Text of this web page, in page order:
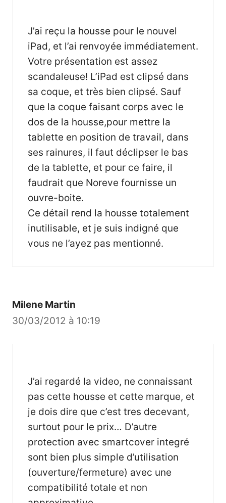
J’ai reçu la housse pour le nouvel
iPad, et l’ai renvoyée immédiatement.
Votre présentation est assez
scandaleuse! L’iPad est clipsé dans
sa coque, et très bien clipsé. Sauf
que la coque faisant corps avec le
dos de la housse,pour mettre la
tablette en position de travail, dans
ses rainures, il faut déclipser le bas
de la tablette, et pour ce faire, il
faudrait que Noreve fournisse un
ouvre-boite.
Ce détail rend la housse totalement
inutilisable, et je suis indigné que
vous ne l’ayez pas mentionné.
Milene Martin
30/03/2012 à 10:19
J’ai regardé la video, ne connaissant
pas cette housse et cette marque, et
je dois dire que c’est tres decevant,
surtout pour le prix… D’autre
protection avec smartcover integré
sont bien plus simple d’utilisation
(ouverture/fermeture) avec une
compatibilité totale et non